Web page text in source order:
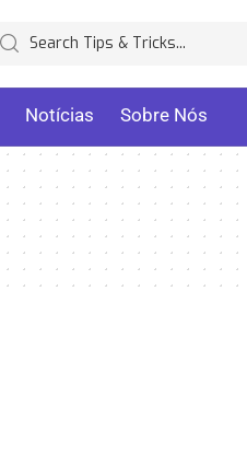
Notícias Sobre Nós